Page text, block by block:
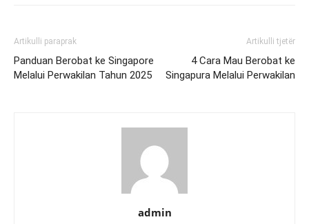
Artikulli paraprak
Panduan Berobat ke Singapore
Melalui Perwakilan Tahun 2025
Artikulli tjetër
4 Cara Mau Berobat ke
Singapura Melalui Perwakilan
admin